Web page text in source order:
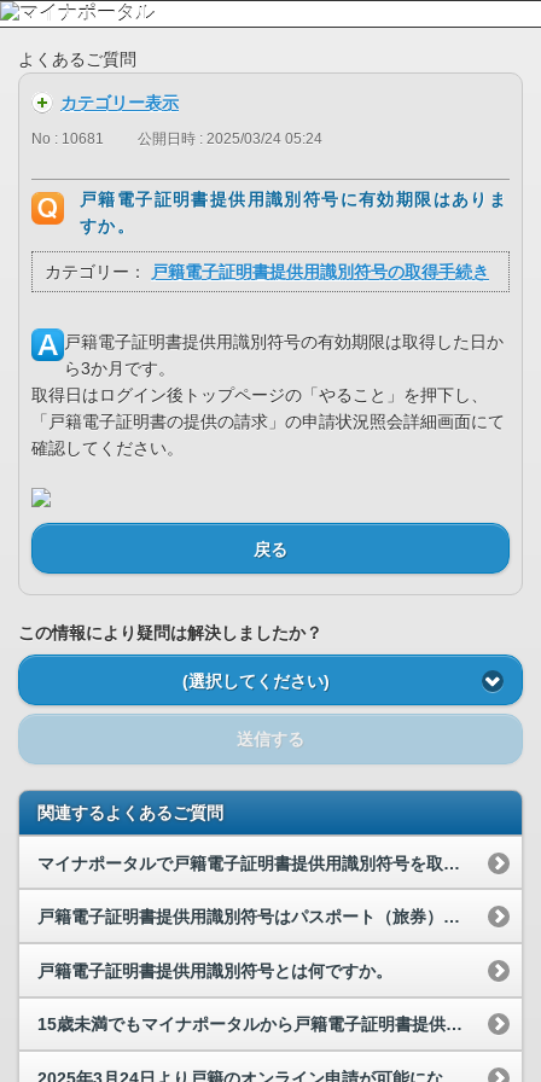
よくあるご質問
カテゴリー表示
No : 10681 公開日時 : 2025/03/24 05:24
戸籍電子証明書提供用識別符号に有効期限はありま
すか。
カテゴリー： 戸籍電子証明書提供用識別符号の取得手続き
戸籍電子証明書提供用識別符号の有効期限は取得した日か
ら3か月です。
取得日はログイン後トップページの「やること」を押下し、
「戸籍電子証明書の提供の請求」の申請状況照会詳細画面にて
確認してください。
戻る
この情報により疑問は解決しましたか？
(選択してください)
送信する
関連するよくあるご質問
マイナポータルで戸籍電子証明書提供用識別符号を取得する方法を教えてください。
戸籍電子証明書提供用識別符号はパスポート（旅券）申請に必要ですか。
戸籍電子証明書提供用識別符号とは何ですか。
15歳未満でもマイナポータルから戸籍電子証明書提供用識別符号を申請することはできますか。